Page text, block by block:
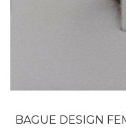
BAGUE DESIGN